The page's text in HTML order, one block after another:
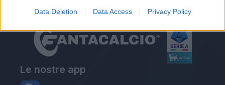
Data Deletion Data Access Privacy Policy
Le nostre app